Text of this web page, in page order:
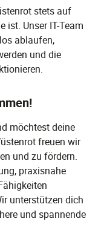
stets auf
ist. Unser IT-Team
ablaufen,
und die
möchtest deine
freuen wir
und zu fördern.
praxisnahe
unterstützen dich
und spannende